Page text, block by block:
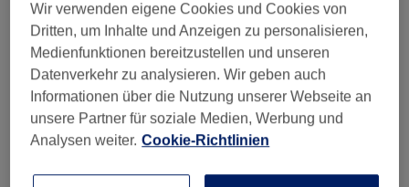
Wir verwenden eigene Cookies und Cookies von
Dritten, um Inhalte und Anzeigen zu personalisieren,
Medienfunktionen bereitzustellen und unseren
Datenverkehr zu analysieren. Wir geben auch
Informationen über die Nutzung unserer Webseite an
unsere Partner für soziale Medien, Werbung und
Analysen weiter. Cookie-Richtlinien